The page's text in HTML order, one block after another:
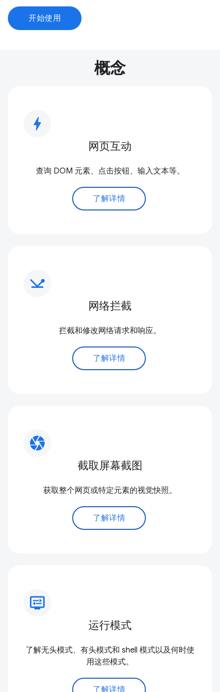
开始使用
概念
bolt
网页互动
查询 DOM 元素、点击按钮、输入文本等。
了解详情
network_ping
网络拦截
拦截和修改网络请求和响应。
了解详情
camera
截取屏幕截图
获取整个网页或特定元素的视觉快照。
了解详情
display_settings
运行模式
了解无头模式、有头模式和 shell 模式以及何时使
用这些模式。
了解详情